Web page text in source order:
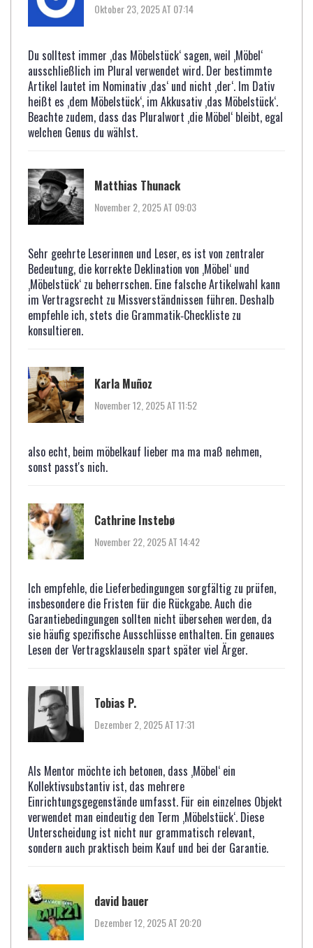
Oktober 23, 2025 AT 07:14
Du solltest immer ‚das Möbelstück‘ sagen, weil ‚Möbel‘
ausschließlich im Plural verwendet wird. Der bestimmte
Artikel lautet im Nominativ ‚das‘ und nicht ‚der‘. Im Dativ
heißt es ‚dem Möbelstück‘, im Akkusativ ‚das Möbelstück‘.
Beachte zudem, dass das Pluralwort ‚die Möbel‘ bleibt, egal
welchen Genus du wählst.
Matthias Thunack
November 2, 2025 AT 09:03
Sehr geehrte Leserinnen und Leser, es ist von zentraler
Bedeutung, die korrekte Deklination von ‚Möbel‘ und
‚Möbelstück‘ zu beherrschen. Eine falsche Artikelwahl kann
im Vertragsrecht zu Missverständnissen führen. Deshalb
empfehle ich, stets die Grammatik‑Checkliste zu
konsultieren.
Karla Muñoz
November 12, 2025 AT 11:52
also echt, beim möbelkauf lieber ma ma maß nehmen,
sonst passt's nich.
Cathrine Instebø
November 22, 2025 AT 14:42
Ich empfehle, die Lieferbedingungen sorgfältig zu prüfen,
insbesondere die Fristen für die Rückgabe. Auch die
Garantiebedingungen sollten nicht übersehen werden, da
sie häufig spezifische Ausschlüsse enthalten. Ein genaues
Lesen der Vertragsklauseln spart später viel Ärger.
Tobias P.
Dezember 2, 2025 AT 17:31
Als Mentor möchte ich betonen, dass ‚Möbel‘ ein
Kollektivsubstantiv ist, das mehrere
Einrichtungsgegenstände umfasst. Für ein einzelnes Objekt
verwendet man eindeutig den Term ‚Möbelstück‘. Diese
Unterscheidung ist nicht nur grammatisch relevant,
sondern auch praktisch beim Kauf und bei der Garantie.
david bauer
Dezember 12, 2025 AT 20:20